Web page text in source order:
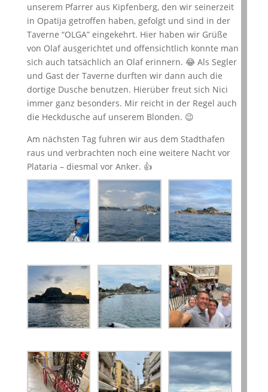
unserem Pfarrer aus Kipfenberg, den wir seinerzeit
in Opatija getroffen haben, gefolgt und sind in der
Taverne “OLGA” eingekehrt. Hier haben wir Grüße
von Olaf ausgerichtet und offensichtlich konnte man
sich auch tatsächlich an Olaf erinnern. 😂 Als Segler
und Gast der Taverne durften wir dann auch die
dortige Dusche benutzen. Hierüber freut sich Nici
immer ganz besonders. Mir reicht in der Regel auch
die Heckdusche auf unserem Blonden. 😉
Am nächsten Tag fuhren wir aus dem Stadthafen
raus und verbrachten noch eine weitere Nacht vor
Plataria – diesmal vor Anker. 👍